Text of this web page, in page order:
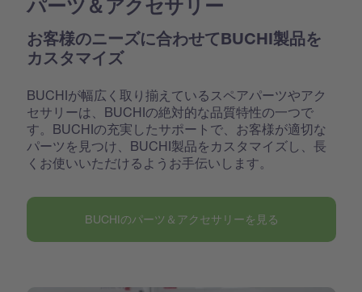
パーツ＆アクセサリー
お客様のニーズに合わせてBUCHI製品を
カスタマイズ
BUCHIが幅広く取り揃えているスペアパーツやアク
セサリーは、BUCHIの絶対的な品質特性の一つで
す。BUCHIの充実したサポートで、お客様が適切な
パーツを見つけ、BUCHI製品をカスタマイズし、長
くお使いいただけるようお手伝いします。
BUCHIのパーツ＆アクセサリーを見る